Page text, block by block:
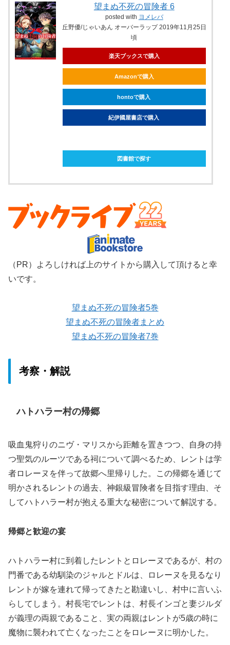
望まぬ不死の冒険者 6
posted with ヨメレバ
丘野優/じゃいあん オーバーラップ 2019年11月25日
頃
楽天ブックスで購入
Amazonで購入
hontoで購入
紀伊國屋書店で購入
図書館で探す
（PR）よろしければ上のサイトから購入して頂けると幸
いです。
望まぬ不死の冒険者5巻
望まぬ不死の冒険者まとめ
望まぬ不死の冒険者7巻
考察・解説
ハトハラー村の帰郷
吸血鬼狩りのニヴ・マリスから距離を置きつつ、自身の持
つ聖気のルーツである祠について調べるため、レントは学
者ロレーヌを伴って故郷へ里帰りした。この帰郷を通じて
明かされるレントの過去、神銀級冒険者を目指す理由、そ
してハトハラー村が抱える重大な秘密について解説する。
帰郷と歓迎の宴
ハトハラー村に到着したレントとロレーヌであるが、村の
門番である幼馴染のジャルとドルは、ロレーヌを見るなり
レントが嫁を連れて帰ってきたと勘違いし、村中に言いふ
らしてしまう。村長宅でレントは、村長インゴと妻ジルダ
が義理の両親であること、実の両親はレントが5歳の時に
魔物に襲われて亡くなったことをロレーヌに明かした。